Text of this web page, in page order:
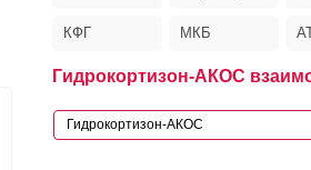
КФГ МКБ
Гидрокортизон-АКОС